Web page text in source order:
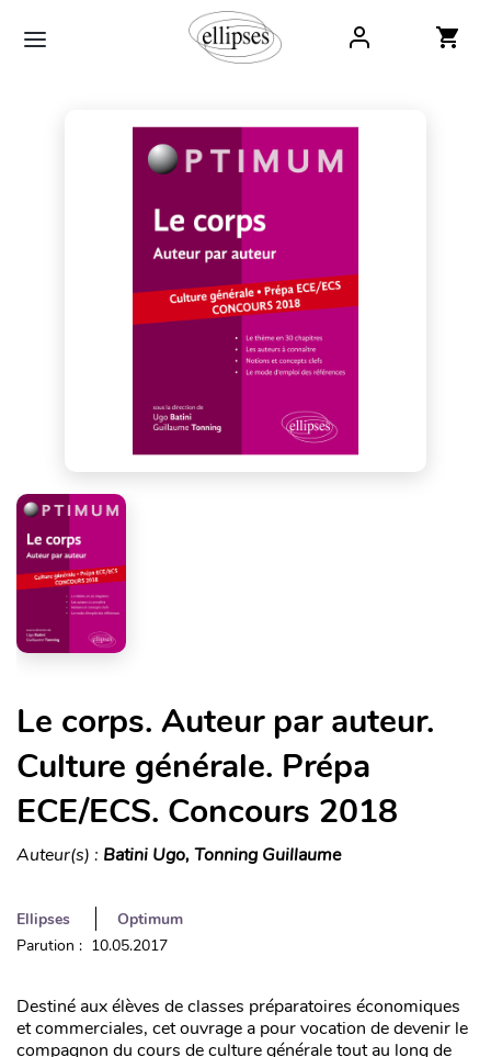
Le corps. Auteur par auteur.
Culture générale. Prépa
ECE/ECS. Concours 2018
Auteur(s) : Batini Ugo, Tonning Guillaume
Ellipses
Optimum
Parution : 10.05.2017
Destiné aux élèves de classes préparatoires économiques
et commerciales, cet ouvrage a pour vocation de devenir le
compagnon du cours de culture générale tout au long de